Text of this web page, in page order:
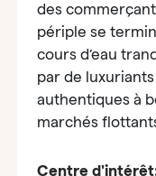
des
périple se
cours d’eau
par de
authentiques à
marchés
Centre